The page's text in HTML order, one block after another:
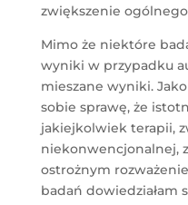
zwiększenie
Mimo że niektóre
wyniki w przypadku
mieszane wyniki.
sobie sprawę, że
jakiejkolwiek terapii,
niekonwencjonalnej,
ostrożnym
badań dowiedziałam